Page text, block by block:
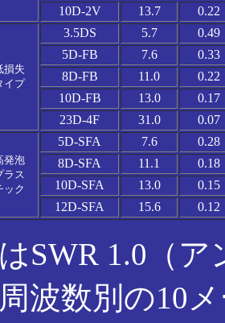
10D-2V
13.7 0.22
損失
イプ
3.5DS 5.7
0.49
5D-FB
7.6
0.33
8D-FB
11.0
0.22
10D-FB
13.0
0.17
23D-4F
31.0 0.07
発泡
ラス
ック
5D-SFA 7.6
0.28
8D-SFA
11.1
0.18
10D-SFA
13.0
0.15
12D-SFA
15.6 0.12
はSWR 1.0（
波数別の10